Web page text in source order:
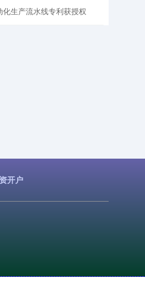
生产流水线专利获授权
开户